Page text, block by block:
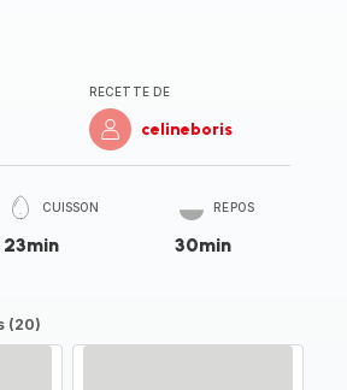
RECETTE DE
celineboris
CUISSON
23min
REPOS
30min
(20)